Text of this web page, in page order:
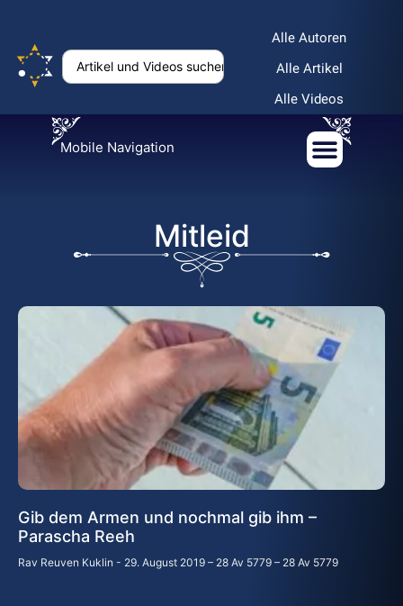
Alle Autoren
Alle Artikel
Alle Videos
Mobile Navigation
Mitleid
Gib dem Armen und nochmal gib ihm –
Parascha Reeh
Rav Reuven Kuklin 29. August 2019 – 28 Av 5779 – 28 Av 5779